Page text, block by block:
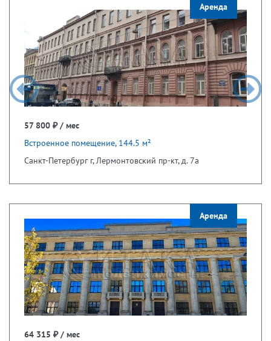
Аренда
57 800 ₽ / мес
Встроенное помещение, 144.5 м²
Санкт-Петербург г, Лермонтовский пр-кт, д. 7а
Аренда
64 315 ₽ / мес